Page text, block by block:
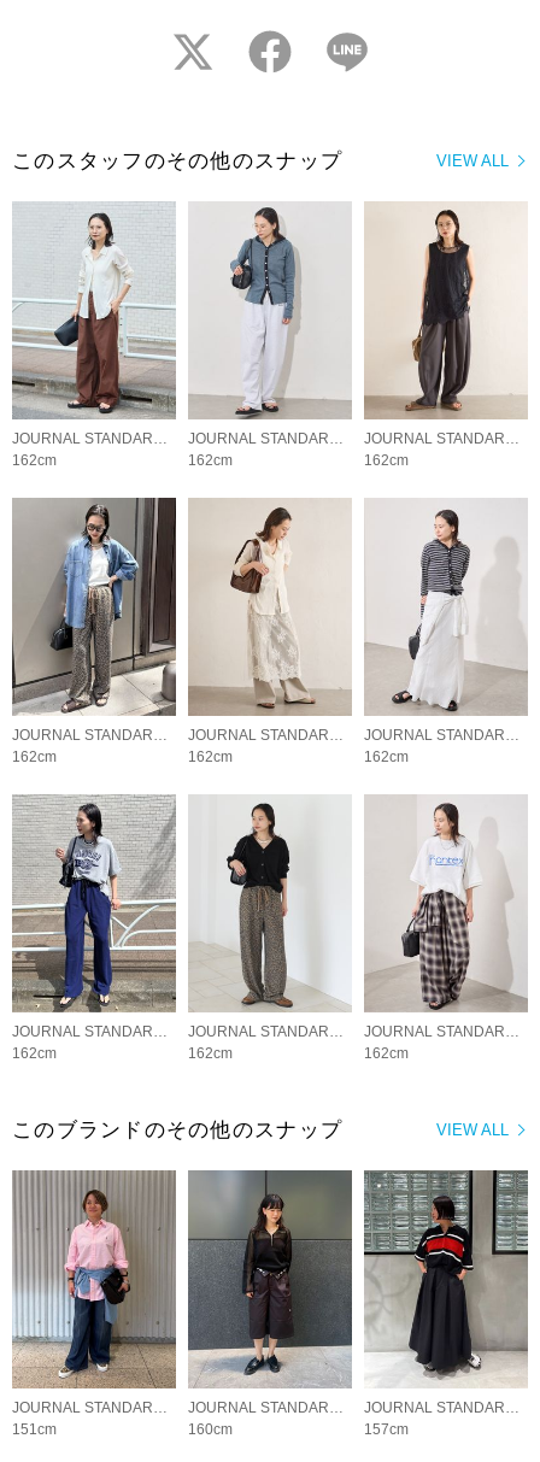
twitter facebook
VIEW ALL
このスタッフのその他のスナップ
JOURNAL STANDARD LADYS
162cm
JOURNAL STANDARD LADYS
162cm
JOURNAL STANDARD LADYS
162cm
JOURNAL STANDARD LADYS
162cm
JOURNAL STANDARD LADYS
162cm
JOURNAL STANDARD LADYS
162cm
JOURNAL STANDARD LADYS
162cm
JOURNAL STANDARD LADYS
162cm
JOURNAL STANDARD LADYS
162cm
VIEW ALL
このブランドのその他のスナップ
JOURNAL STANDARD LADYS
151cm
JOURNAL STANDARD LADYS
160cm
JOURNAL STANDARD LADYS
157cm